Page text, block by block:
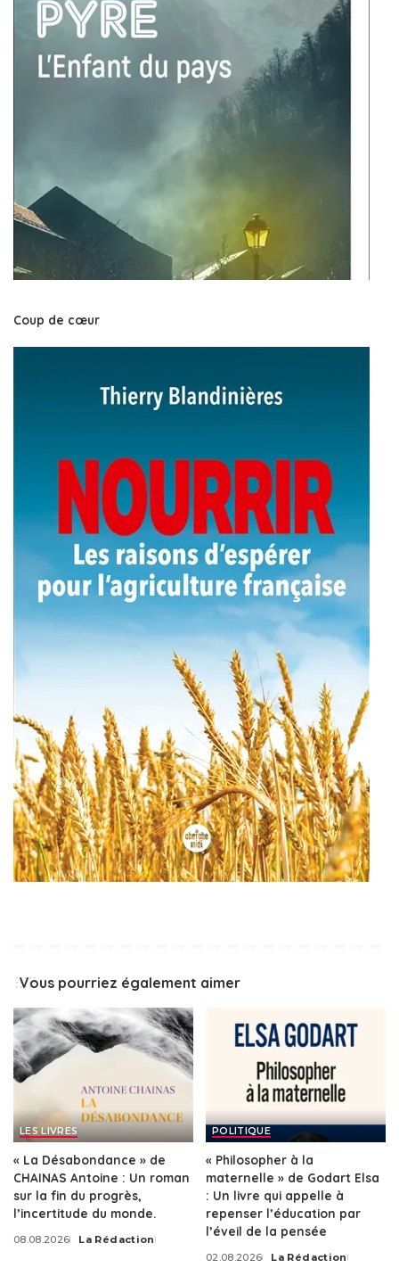
Coup de cœur
Vous pourriez également aimer
LES LIVRES
« La Désabondance » de
CHAINAS Antoine : Un roman
sur la fin du progrès,
l’incertitude du monde.
08.08.2026
Posted
La Rédaction
POLITIQUE
« Philosopher à la
maternelle » de Godart Elsa
: Un livre qui appelle à
repenser l’éducation par
l’éveil de la pensée
02.08.2026
Posted
La Rédaction